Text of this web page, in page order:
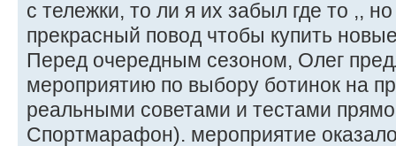
с тележки, то ли я их забыл где то ,,
прекрасный повод чтобы купить
Перед очередным сезоном, Олег
мероприятию по выбору ботинок на
реальными советами и тестами
Спортмарафон). мероприятие